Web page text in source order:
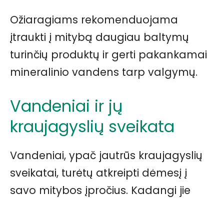
Ožiaragiams rekomenduojama
įtraukti į mitybą daugiau baltymų
turinčių produktų ir gerti pakankamai
mineralinio vandens tarp valgymų.
Vandeniai ir jų
kraujagyslių sveikata
Vandeniai, ypač jautrūs kraujagyslių
sveikatai, turėtų atkreipti dėmesį į
savo mitybos įpročius. Kadangi jie